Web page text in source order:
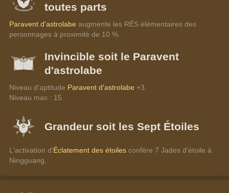
toutes parts
Paravent d'astrolabe augmente les RÉS élémentaires des
personnages à proximité de 10 %.
Invincible soit le Paravent
d'astrolabe
Niveau d'aptitude Paravent d'astrolabe +3.
Niveau max : 15
Grandeur soit les Sept Étoiles
L'activation d'Éclatement des étoiles confère 7 Jades d'étoile à
Ningguang.